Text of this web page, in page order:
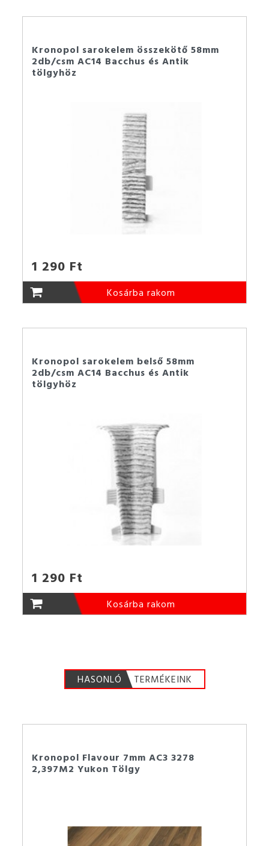
Kronopol sarokelem összekötő 58mm
2db/csm AC14 Bacchus és Antik
tölgyhöz
1 290 Ft
Kosárba rakom
Kronopol sarokelem belső 58mm
2db/csm AC14 Bacchus és Antik
tölgyhöz
1 290 Ft
Kosárba rakom
HASONLÓ TERMÉKEINK
Kronopol Flavour 7mm AC3 3278
2,397M2 Yukon Tölgy